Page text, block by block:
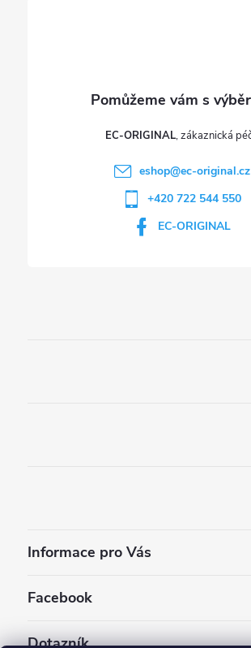
EC-ORIGINAL
eshop@ec-original.cz
+420 722 544 550
EC-ORIGINAL
Informace pro Vás
Facebook
Dotazník